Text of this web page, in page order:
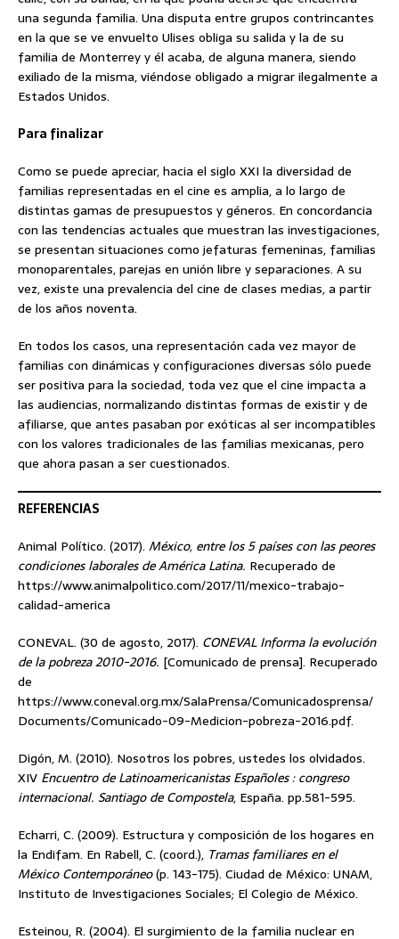
una segunda familia. Una disputa entre grupos contrincantes
en la que se ve envuelto Ulises obliga su salida y la de su
familia de Monterrey y él acaba, de alguna manera, siendo
exiliado de la misma, viéndose obligado a migrar ilegalmente a
Estados Unidos.
Para finalizar
Como se puede apreciar, hacia el siglo XXI la diversidad de
familias representadas en el cine es amplia, a lo largo de
distintas gamas de presupuestos y géneros. En concordancia
con las tendencias actuales que muestran las investigaciones,
se presentan situaciones como jefaturas femeninas, familias
monoparentales, parejas en unión libre y separaciones. A su
vez, existe una prevalencia del cine de clases medias, a partir
de los años noventa.
En todos los casos, una representación cada vez mayor de
familias con dinámicas y configuraciones diversas sólo puede
ser positiva para la sociedad, toda vez que el cine impacta a
las audiencias, normalizando distintas formas de existir y de
afiliarse, que antes pasaban por exóticas al ser incompatibles
con los valores tradicionales de las familias mexicanas, pero
que ahora pasan a ser cuestionados.
REFERENCIAS
Animal Político. (2017). México, entre los 5 países con las peores
condiciones laborales de América Latina. Recuperado de
https://www.animalpolitico.com/2017/11/mexico-trabajo-
calidad-america
CONEVAL. (30 de agosto, 2017). CONEVAL Informa la evolución
de la pobreza 2010-2016. [Comunicado de prensa]. Recuperado
de
https://www.coneval.org.mx/SalaPrensa/Comunicadosprensa/
Documents/Comunicado-09-Medicion-pobreza-2016.pdf.
Digón, M. (2010). Nosotros los pobres, ustedes los olvidados.
XIV Encuentro de Latinoamericanistas Españoles : congreso
internacional. Santiago de Compostela, España. pp.581-595.
Echarri, C. (2009). Estructura y composición de los hogares en
la Endifam. En Rabell, C. (coord.), Tramas familiares en el
México Contemporáneo(p. 143-175). Ciudad de México: UNAM,
Instituto de Investigaciones Sociales; El Colegio de México.
Esteinou, R. (2004). El surgimiento de la familia nuclear en